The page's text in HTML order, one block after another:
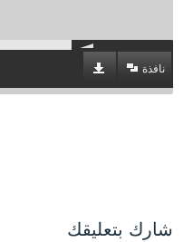
نافذة
شارك بتعليقك